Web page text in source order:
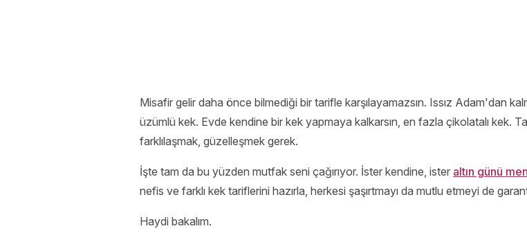
Misafir gelir daha önce bilmediği bir tarifle karşılayamazsın. Issız Adam'dan
üzümlü kek. Evde kendine bir kek yapmaya kalkarsın, en fazla çikolatalı kek.
farklılaşmak, güzelleşmek gerek.
İşte tam da bu yüzden mutfak seni çağırıyor. İster kendine, ister altın günü
nefis ve farklı kek tariflerini hazırla, herkesi şaşırtmayı da mutlu etmeyi de
Haydi bakalım.